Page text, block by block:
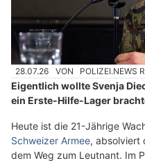
28.07.26 VON POLIZEI.NEWS
Eigentlich wollte Svenja
ein Erste-Hilfe-Lager
Heute ist die 21-Jährige
Schweizer Armee, absolviert
dem Weg zum Leutnant. Im